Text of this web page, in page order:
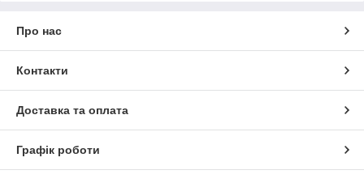
Про нас
Контакти
Доставка та оплата
Графік роботи